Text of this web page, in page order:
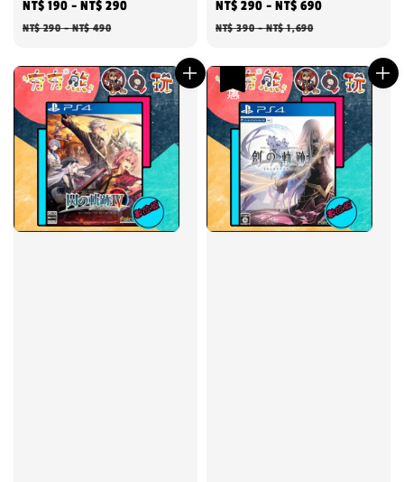
Sale
price
NT$ 190 -NT$ 290
NT$ 290-NT$ 490
Sale
price
NT$ 290 -NT$ 690
NT$ 390-NT$ 1,690